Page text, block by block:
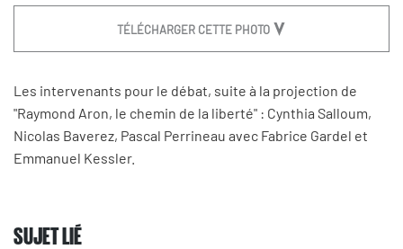
TÉLÉCHARGER CETTE PHOTO
Les intervenants pour le débat, suite à la projection de
"Raymond Aron, le chemin de la liberté" : Cynthia Salloum,
Nicolas Baverez, Pascal Perrineau avec Fabrice Gardel et
Emmanuel Kessler.
SUJET LIÉ